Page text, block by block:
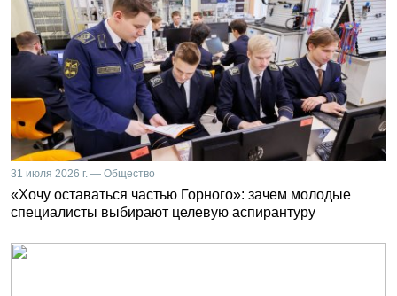
31 июля 2026 г. — Общество
«Хочу оставаться частью Горного»: зачем молодые
специалисты выбирают целевую аспирантуру